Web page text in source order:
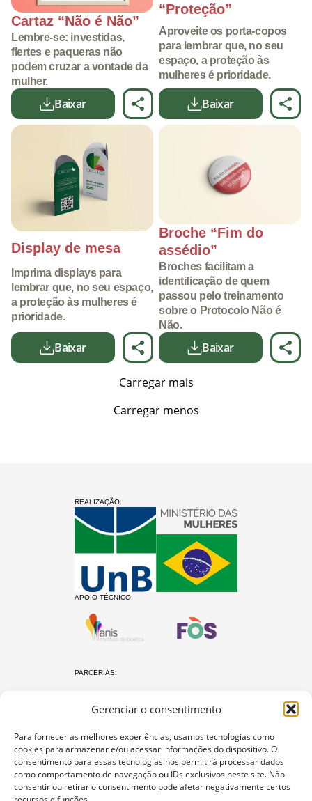
Gerenciar o consentimento
Para fornecer as melhores experiências, usamos tecnologias como
cookies para armazenar e/ou acessar informações do dispositivo. O
consentimento para essas tecnologias nos permitirá processar dados
como comportamento de navegação ou IDs exclusivos neste site. Não
consentir ou retirar o consentimento pode afetar negativamente certos
Cartaz “Não é Não”
Lembre-se: investidas,
flertes e paqueras não
podem cruzar a vontade da
mulher.
Baixar
“Proteção”
Aproveite os porta-copos
para lembrar que, no seu
espaço, a proteção às
mulheres é prioridade.
Baixar
Display de mesa
Imprima displays para
lembrar que, no seu espaço,
a proteção às mulheres é
prioridade.
Baixar
Broche “Fim do
assédio”
Broches facilitam a
identificação de quem
passou pelo treinamento
sobre o Protocolo Não é
Não.
Baixar
Carregar mais
Carregar menos
REALIZAÇÃO:
APOIO TÉCNICO:
PARCERIAS:
O protocolo Não é Não